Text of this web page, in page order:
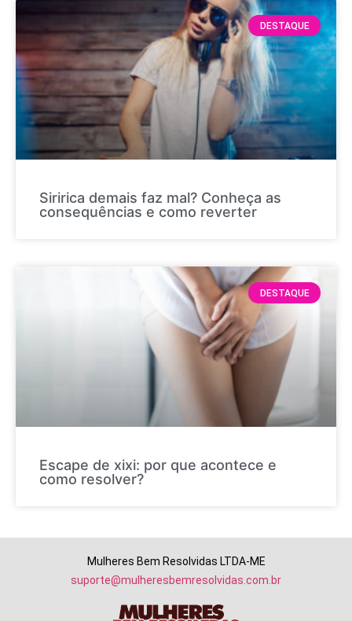
DESTAQUE
Siririca demais faz mal? Conheça as
consequências e como reverter
DESTAQUE
Escape de xixi: por que acontece e
como resolver?
Mulheres Bem Resolvidas LTDA-ME
suporte@mulheresbemresolvidas.com.br